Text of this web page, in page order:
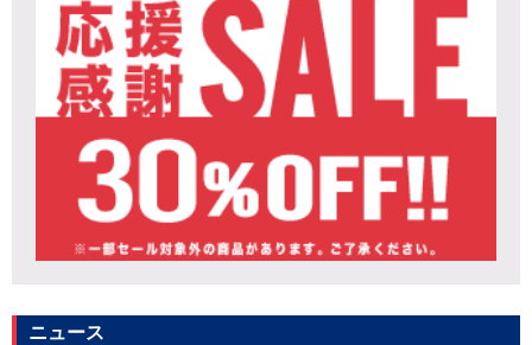
ニュース